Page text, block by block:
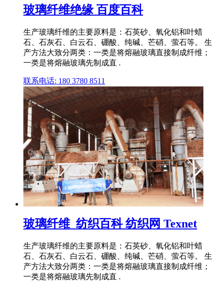
玻璃纤维绝缘 百度百科
生产玻璃纤维的主要原料是：石英砂、氧化铝和叶蜡
石、石灰石、白云石、硼酸、纯碱、芒硝、萤石等。 生
产方法大致分两类：一类是将熔融玻璃直接制成纤维；
一类是将熔融玻璃先制成直 .
联系电话: 180 3780 8511
玻璃纤维_纺织百科 纺织网 Texnet
生产玻璃纤维的主要原料是：石英砂、氧化铝和叶蜡
石、石灰石、白云石、硼酸、纯碱、芒硝、萤石等。 生
产方法大致分两类：一类是将熔融玻璃直接制成纤维；
一类是将熔融玻璃先制成直 .